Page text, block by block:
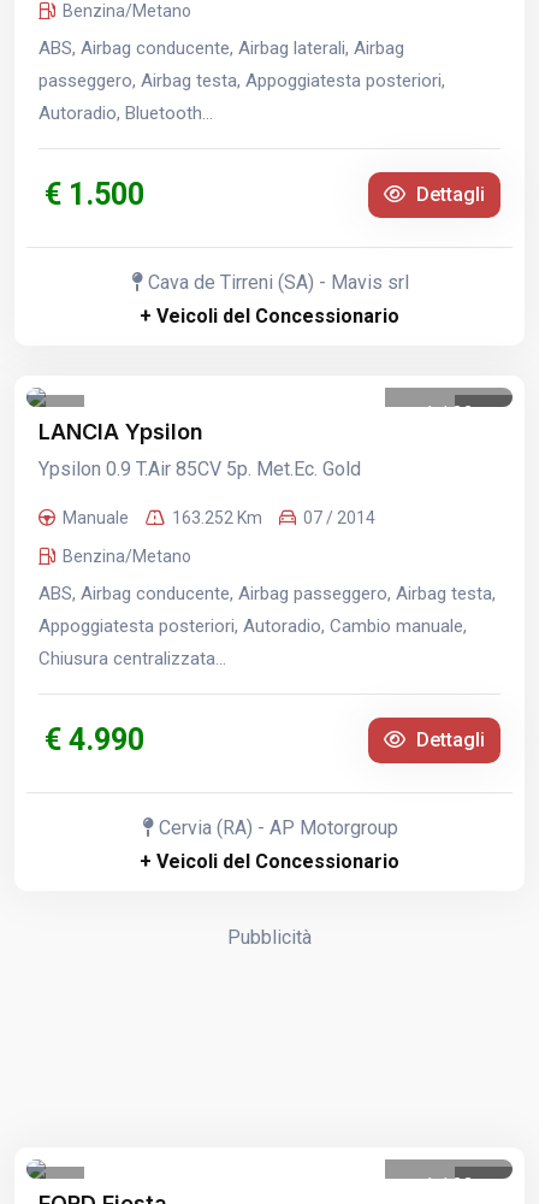
Benzina/Metano
ABS, Airbag conducente, Airbag laterali, Airbag
passeggero, Airbag testa, Appoggiatesta posteriori,
Autoradio, Bluetooth...
€ 1.500 Dettagli
Cava de Tirreni (SA) - Mavis srl
+ Veicoli del Concessionario
1 /32
LANCIA Ypsilon
Ypsilon 0.9 T.Air 85CV 5p. Met.Ec. Gold
Manuale 163.252 Km
07 / 2014
Benzina/Metano
ABS, Airbag conducente, Airbag passeggero, Airbag testa,
Appoggiatesta posteriori, Autoradio, Cambio manuale,
Chiusura centralizzata...
€ 4.990 Dettagli
Cervia (RA) - AP Motorgroup
+ Veicoli del Concessionario
Pubblicità
1 /32